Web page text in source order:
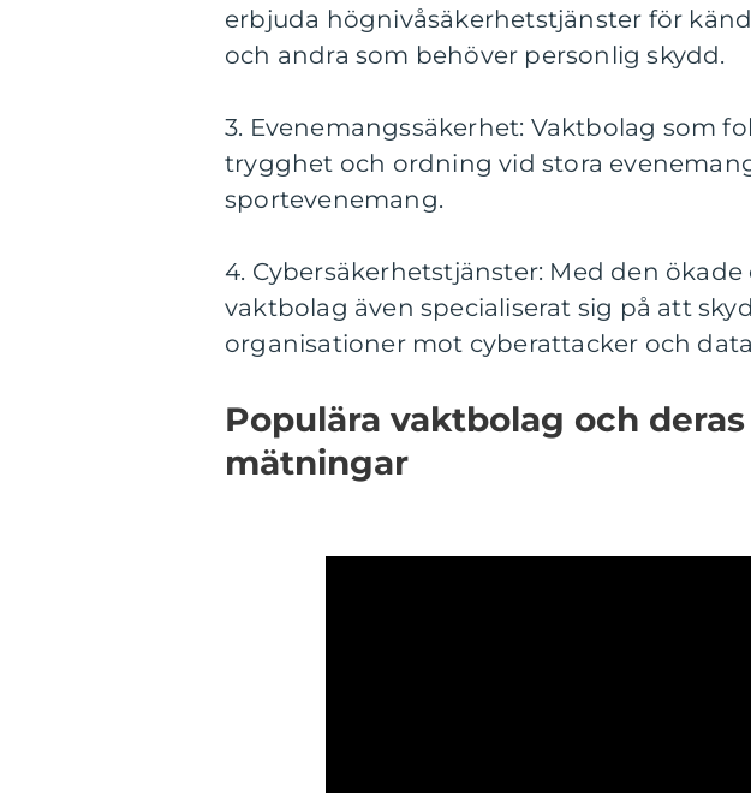
erbjuda högnivåsäkerhetstjänster för
och andra som behöver personlig skydd.
3. Evenemangssäkerhet: Vaktbolag som
trygghet och ordning vid stora
sportevenemang.
4. Cybersäkerhetstjänster: Med den
vaktbolag även specialiserat sig på att
organisationer mot cyberattacker och
Populära vaktbolag och
mätningar